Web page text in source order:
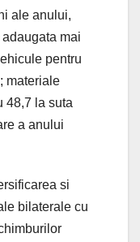
ale anului,
mai
pentru
materiale
48,7 la suta
a anului
si
bilaterale cu